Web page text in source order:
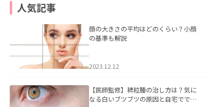
人気記事
顔の大きさの平均はどのくらい？小顔
の基準も解説
2023.12.12
【医師監修】稗粒腫の治し方は？気に
なる白いブツブツの原因と自宅ででき